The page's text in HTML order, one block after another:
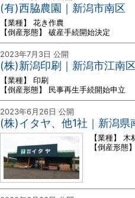
(有)西脇農園｜新潟市南区
【業種】 花き作農
【倒産形態】 破産手続開始決定
2023年7月3日 公開
(株)新潟印刷｜新潟市江南区
【業種】 印刷
【倒産形態】 民事再生手続開始申立
2023年6月26日 公開
(株)イタヤ、他1社｜新潟県
【業種】 木
【倒産形態